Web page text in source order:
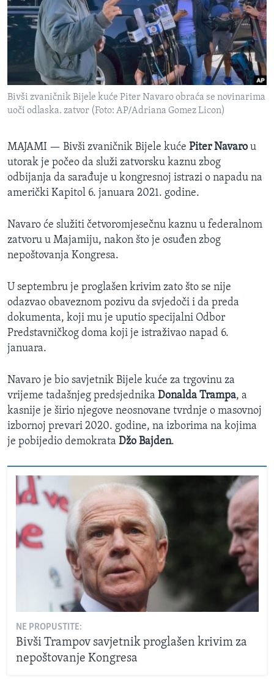
SPORT
INTERVJU
Bivši zvaničnik Bijele kuće Piter Navaro obraća se novinarima
uoči odlaska. zatvor (Foto: AP/Adriana Gomez Licon)
MAJAMI — Bivši zvaničnik Bijele kuće Piter Navaro u
utorak je počeo da služi zatvorsku kaznu zbog
odbijanja da sarađuje u kongresnoj istrazi o napadu na
američki Kapitol 6. januara 2021. godine.
Navaro će služiti četvoromjesečnu kaznu u federalnom
zatvoru u Majamiju, nakon što je osuđen zbog
nepoštovanja Kongresa.
U septembru je proglašen krivim zato što se nije
odazvao obaveznom pozivu da svjedoči i da preda
dokumenta, koji mu je uputio specijalni Odbor
Predstavničkog doma koji je istraživao napad 6.
januara.
Navaro je bio savjetnik Bijele kuće za trgovinu za
vrijeme tadašnjeg predsjednika Donalda Trampa, a
kasnije je širio njegove neosnovane tvrdnje o masovnoj
izbornoj prevari 2020. godine, na izborima na kojima
je pobijedio demokrata Džo Bajden.
NE PROPUSTITE:
Bivši Trampov savjetnik proglašen krivim za
nepoštovanje Kongresa